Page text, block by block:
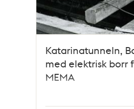
Katarinatunneln,
med elektrisk borr
MEMA